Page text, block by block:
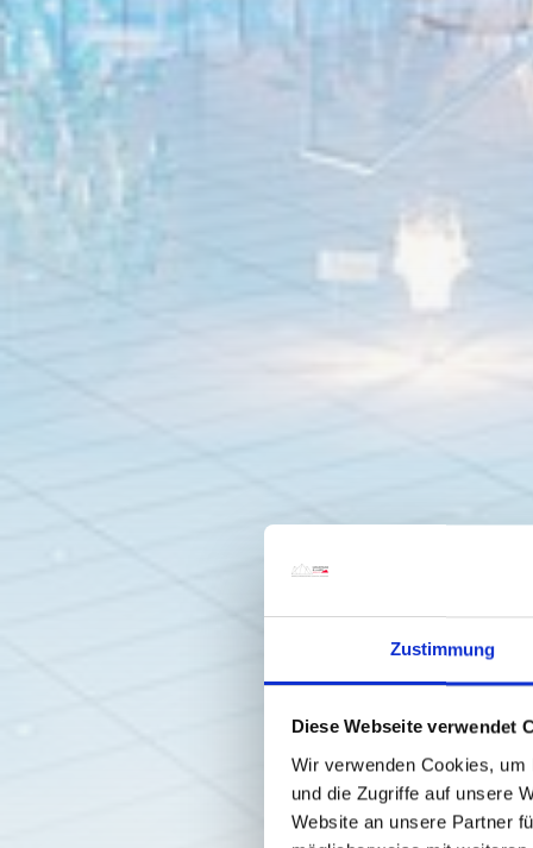
Zustimmung
Diese Webseite verwendet
Wir verwenden Cookies,
und die Zugriffe auf unsere
Website an unsere Partner